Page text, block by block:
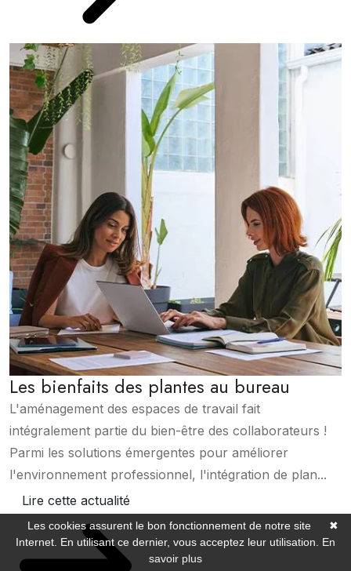
Les bienfaits des plantes au bureau
L'aménagement des espaces de travail fait
intégralement partie du bien-être des collaborateurs !
Parmi les solutions émergentes pour améliorer
l'environnement professionnel, l'intégration de plan...
Lire cette actualité
✖
Les cookies assurent le bon fonctionnement de notre site
Internet. En utilisant ce dernier, vous acceptez leur utilisation. En
savoir plus